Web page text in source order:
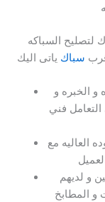
لتصليح السباكه
سباك ياتى اليك
و الخبره و
فني
العاليه مع
و لديهم
و المطابخ